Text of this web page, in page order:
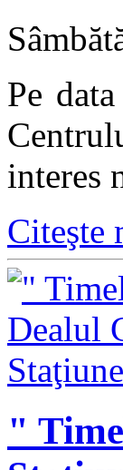
Pe
interes
Citeşte
"